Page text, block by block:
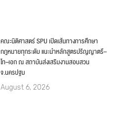
คณะนิติศาสตร์ SPU เปิดเส้นทางการศึกษา
กฎหมายทุกระดับ แนะนำหลักสูตรปริญญาตรี–
โท–เอก ณ สถาบันส่งเสริมงานสอบสวน
จ.นครปฐม
August 6, 2026